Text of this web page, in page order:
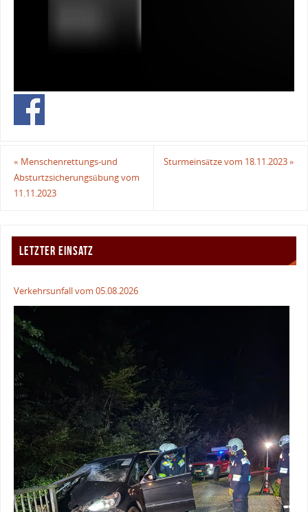
« Menschenrettungs-und
Absturtzsicherungsübung vom
11.11.2023
Sturmeinsätze vom 18.11.2023»
LETZTER EINSATZ
Verkehrsunfall vom 05.08.2026